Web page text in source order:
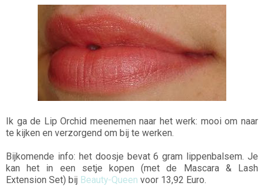
Ik ga de Lip Orchid meenemen naar het werk: mooi om naar
te kijken en verzorgend om bij te werken.
Bijkomende info: het doosje bevat 6 gram lippenbalsem. Je
kan het in een setje kopen (met de Mascara & Lash
Extension Set) bij Beauty-Queen voor 13,92 Euro.